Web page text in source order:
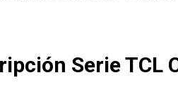
Serie TCL